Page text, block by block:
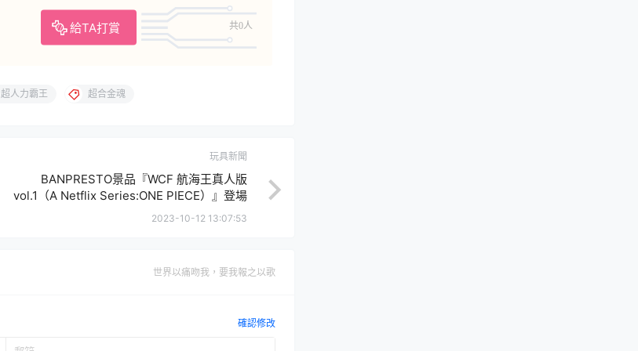
給TA打賞 共0人
超人力霸王 超合金魂
玩具新聞
BANPRESTO景品『WCF 航海王真人版
vol.1（A Netflix Series:ONE PIECE）』登場
～
2023-10-12 13:07:53
世界以痛吻我，要我報之以歌
確認修改